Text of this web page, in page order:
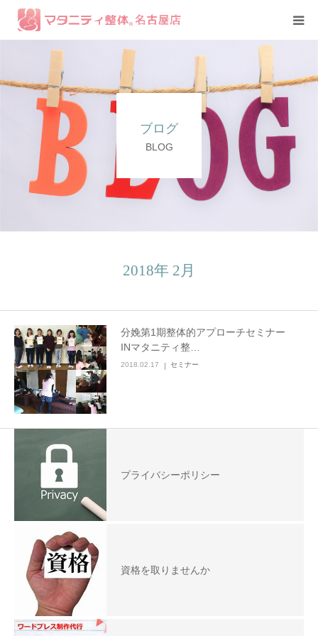
ブログ
BLOG
2018年 2月
分娩第1期整体的アプローチセミナー
INマタニティ整…
2018.02.17 セミナー
プライバシーポリシー
資格を取りませんか
コース紹介
症例
スタッフ